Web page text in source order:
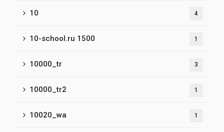
10 4
10-school.ru 1500 1
10000_tr 3
10000_tr2 1
10020_wa 1